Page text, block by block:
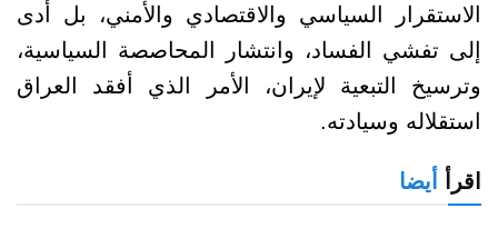
الاستقرار السياسي والاقتصادي والأمني، بل أدى
إلى تفشي الفساد، وانتشار المحاصصة السياسية،
وترسيخ التبعية لإيران، الأمر الذي أفقد العراق
استقلاله وسيادته.
اقرأ أيضا